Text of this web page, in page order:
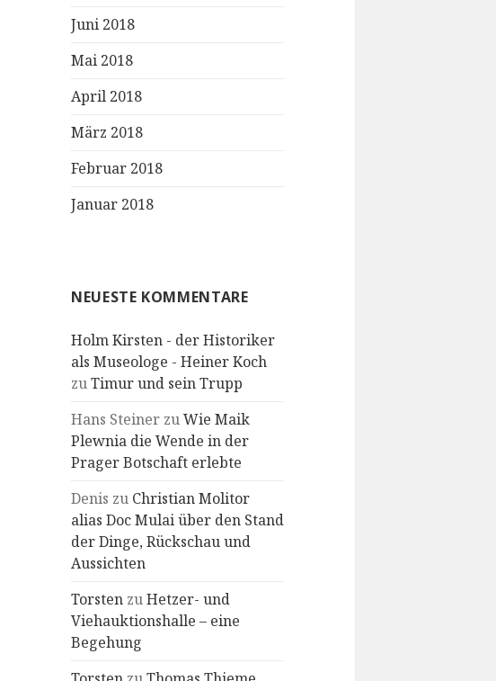
Juni 2018
Mai 2018
April 2018
März 2018
Februar 2018
Januar 2018
NEUESTE KOMMENTARE
Holm Kirsten - der Historiker
als Museologe - Heiner Koch
zuTimur und sein Trupp
Hans Steiner zuWie Maik
Plewnia die Wende in der
Prager Botschaft erlebte
Denis zu Christian Molitor
alias Doc Mulai über den Stand
der Dinge, Rückschau und
Aussichten
Torsten zuHetzer- und
Viehauktionshalle – eine
Begehung